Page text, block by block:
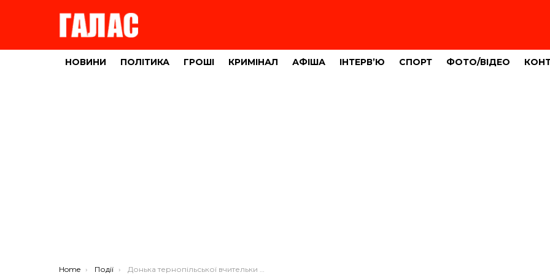
НОВИНИ ПОЛІТИКА ГРОШІ КРИМІНАЛ АФІША ІНТЕРВ’Ю СПОРТ ФОТО/ВІДЕО
You are here:
Home Події Донька тернопільської вчительки потребує допомоги